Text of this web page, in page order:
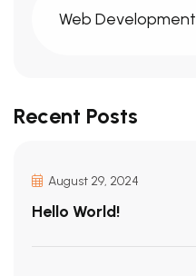
Web Development
Recent Posts
August 29, 2024
Hello World!